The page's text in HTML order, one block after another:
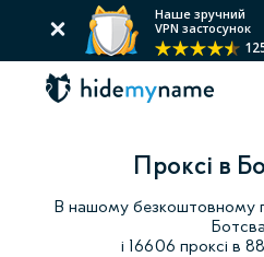
Наше зручний
VPN застосунок
Проксі в
В нашому безкоштовному
і 16606 проксі в